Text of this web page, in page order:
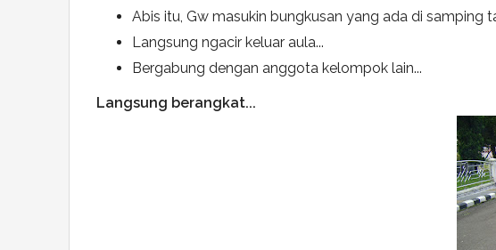
Abis itu, Gw masukin bungkusan yang ada di samping
Langsung ngacir keluar aula...
Bergabung dengan anggota kelompok lain...
Langsung berangkat...